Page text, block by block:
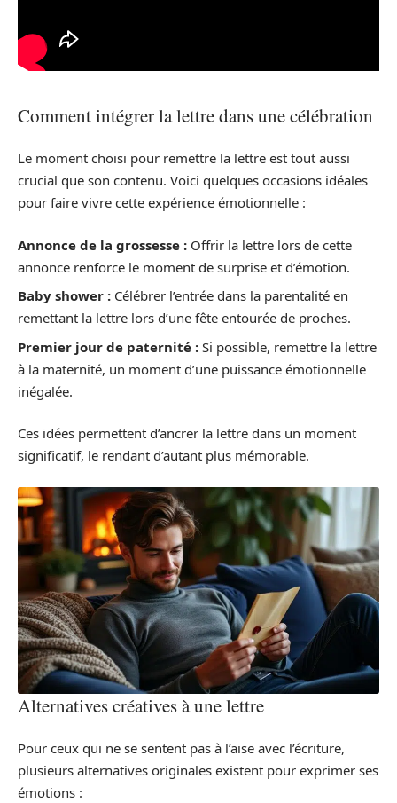
Comment intégrer la lettre dans une célébration
Le moment choisi pour remettre la lettre est tout aussi
crucial que son contenu. Voici quelques occasions idéales
pour faire vivre cette expérience émotionnelle :
Annonce de la grossesse : Offrir la lettre lors de cette
annonce renforce le moment de surprise et d’émotion.
Baby shower : Célébrer l’entrée dans la parentalité en
remettant la lettre lors d’une fête entourée de proches.
Premier jour de paternité : Si possible, remettre la lettre
à la maternité, un moment d’une puissance émotionnelle
inégalée.
Ces idées permettent d’ancrer la lettre dans un moment
significatif, le rendant d’autant plus mémorable.
Alternatives créatives à une lettre
Pour ceux qui ne se sentent pas à l’aise avec l’écriture,
plusieurs alternatives originales existent pour exprimer ses
émotions :